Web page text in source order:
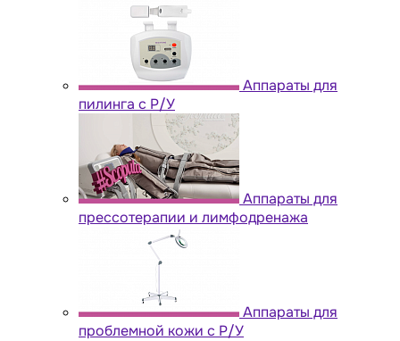
Аппараты для
пилинга с Р/У
Аппараты для
прессотерапии и лимфодренажа
Аппараты для
проблемной кожи с Р/У